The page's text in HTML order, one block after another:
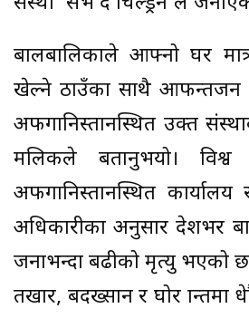
बालबालिकाले आफ्नो घर
खेल्ने ठाउँका साथै आफन्तजन
अफगानिस्तानस्थित उक्त
मलिकले बतानुभयो। विश्व
अफगानिस्तानस्थित
अधिकारीका अनुसार देशभर
जनाभन्दा बढीको मृत्यु भएको छ
तखार, बदख्सान र घोर